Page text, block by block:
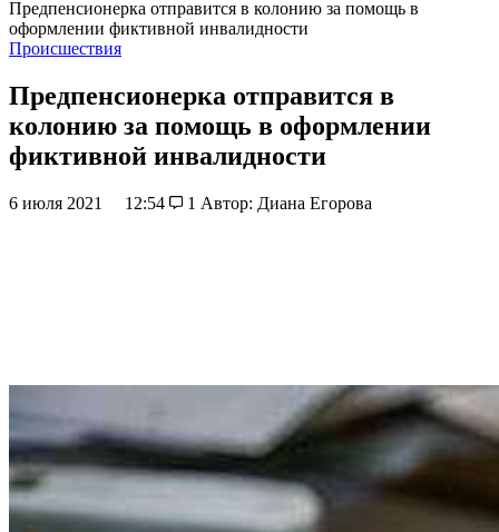
Предпенсионерка отправится в колонию за помощь в
оформлении фиктивной инвалидности
Происшествия
Предпенсионерка отправится в
колонию за помощь в оформлении
фиктивной инвалидности
6 июля 2021 12:54 1 Автор: Диана Егорова